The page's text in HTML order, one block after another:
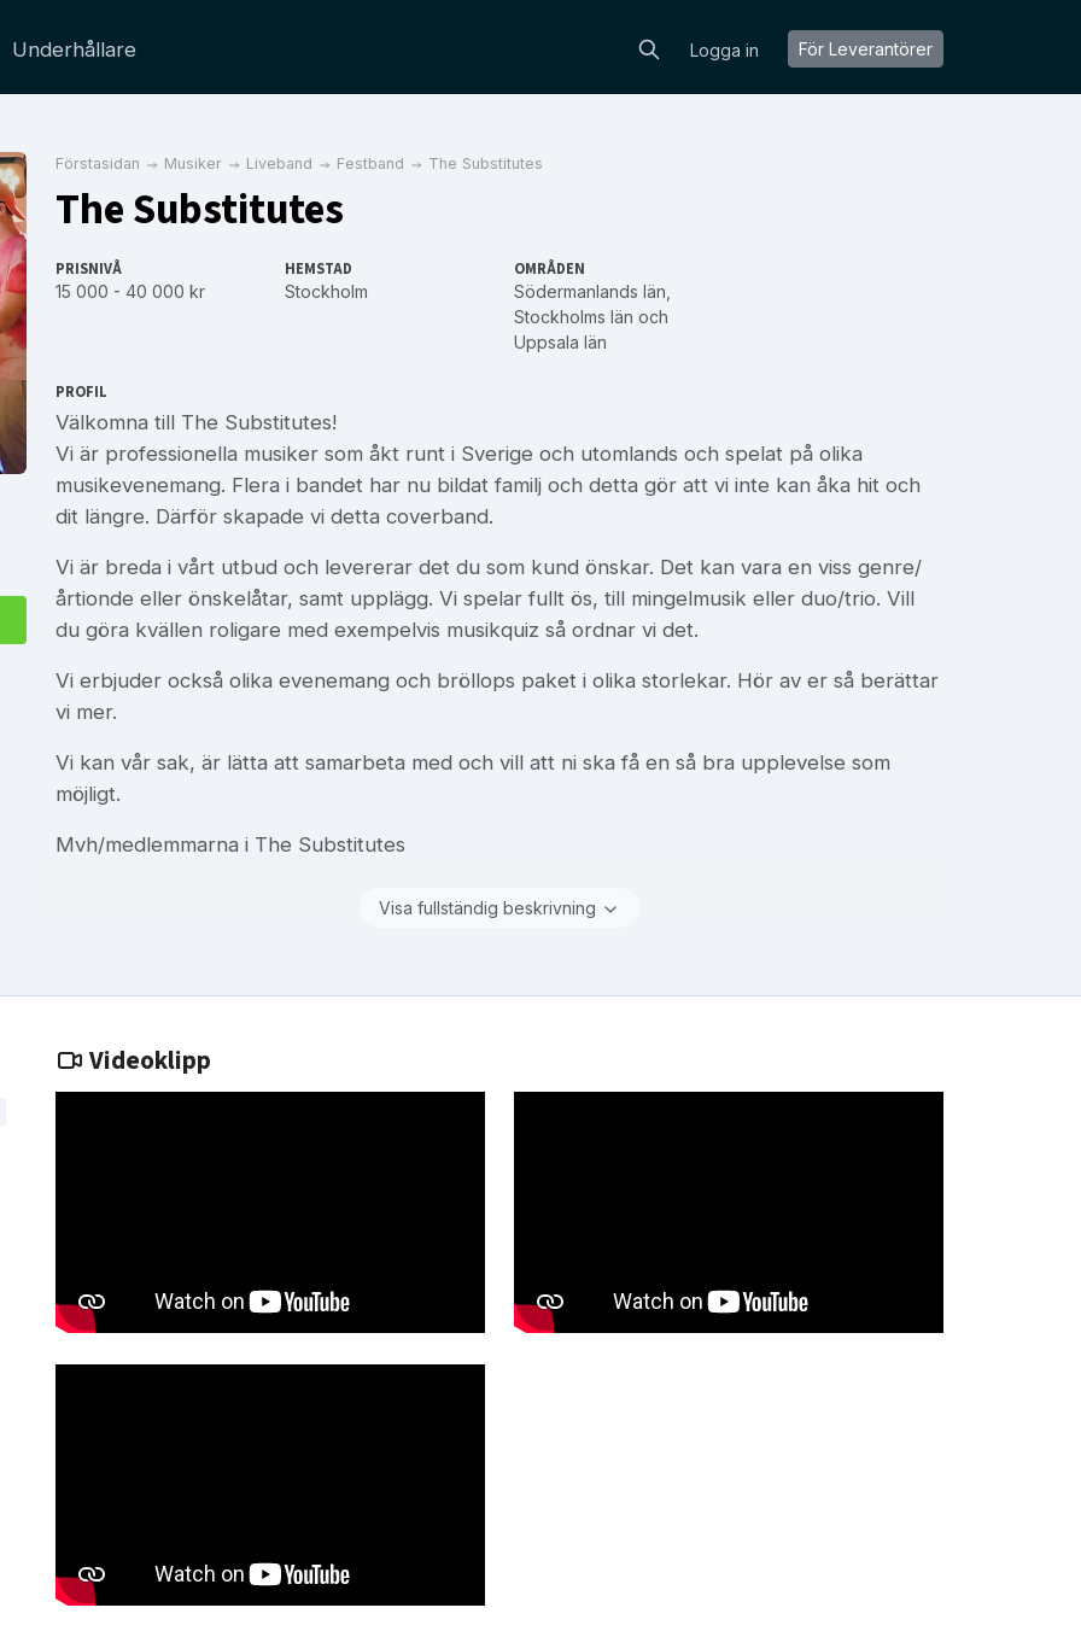
Underhållare Logga in För Leverantörer
Förstasidan Musiker Liveband Festband The Substitutes
The Substitutes
PRISNIVÅ
15 000 - 40 000 kr
HEMSTAD
Stockholm
OMRÅDEN
Södermanlands län
Stockholms län och
Uppsala län
PROFIL
Välkomna till The Substitutes!
Vi är professionella musiker som åkt runt i Sverige och utomlands och spelat på olika
musikevenemang. Flera i bandet har nu bildat familj och detta gör att vi inte kan åka hit och
dit längre. Därför skapade vi detta coverband.
Vi är breda i vårt utbud och levererar det du som kund önskar. Det kan vara en viss genre/
årtionde eller önskelåtar, samt upplägg. Vi spelar fullt ös, till mingelmusik eller duo/trio. Vill
du göra kvällen roligare med exempelvis musikquiz så ordnar vi det.
Vi erbjuder också olika evenemang och bröllops paket i olika storlekar. Hör av er så berättar
vi mer.
Vi kan vår sak, är lätta att samarbeta med och vill att ni ska få en så bra upplevelse som
möjligt.
Mvh/medlemmarna i The Substitutes
Visa fullständig beskrivning
Videoklipp